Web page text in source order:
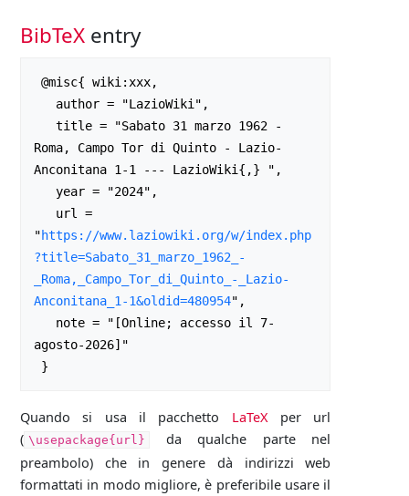
BibTeX entry
Roma, Campo Tor di Quinto - Lazio-
Anconitana 1-1 --- LazioWiki{,} ",
"https://www.laziowiki.org/w/index.php
?title=Sabato_31_marzo_1962_-
_Roma,_Campo_Tor_di_Quinto_-_Lazio-
Anconitana_1-1&oldid=480954",
agosto-2026]"
Quando si usa il pacchetto LaTeXper url
( \usepackage{url}
da qualche parte nel
preambolo) che in genere dà indirizzi web
formattati in modo migliore, è preferibile usare il